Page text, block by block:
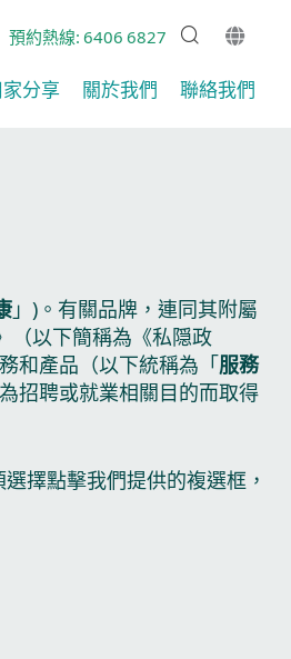
預約熱線:6406 6827
分享​ 關於我們 聯絡我們
」)。有關品牌，連同其附屬
（以下簡稱為《私隠政
和產品（以下統稱為「服務
招聘或就業相關目的而取得
擇點擊我們提供的複選框，